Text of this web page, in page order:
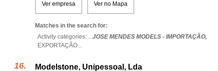
Ver empresa Ver no Mapa
Matches in the search for:
Activity categories: ...JOSE MENDES MODELS - IMPORTAÇÃO,
EXPORTAÇÃO...
Modelstone, Unipessoal, Lda